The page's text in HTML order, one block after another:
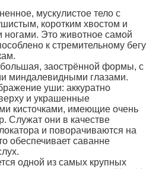
мускулистое тело с
коротким хвостом и
ногами. Это животное самой
к стремительному бегу
заострённой формы, с
миндалевидными глазами.
уши: аккуратно
и украшенные
кисточками, имеющие очень
Служат они в качестве
и поворачиваются на
обеспечивает саванне
одной из самых крупных